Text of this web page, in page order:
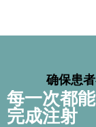
每一次都
完成注射
确保患